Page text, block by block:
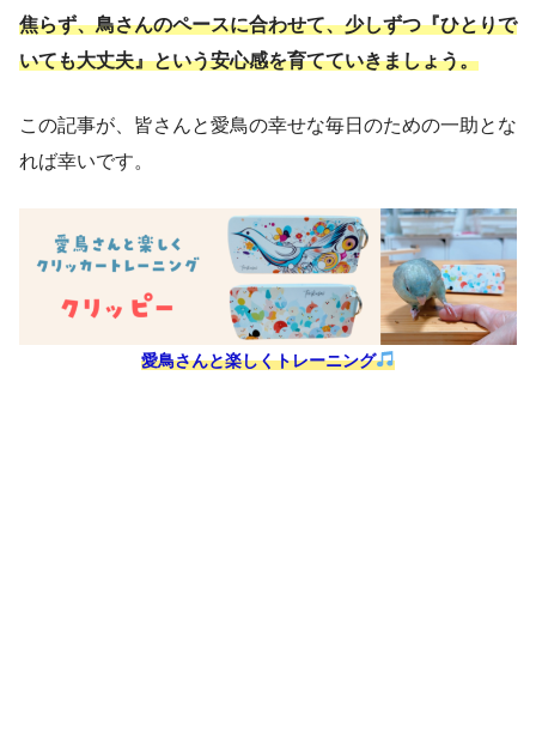
焦らず、鳥さんのペースに合わせて、少しずつ『ひとりで
いても大丈夫』という安心感を育てていきましょう。
この記事が、皆さんと愛鳥の幸せな毎日のための一助とな
れば幸いです。
愛鳥さんと楽しくトレーニング